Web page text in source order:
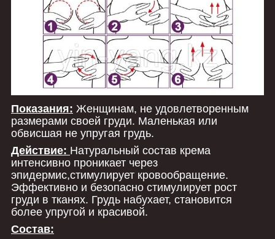
Показания: Женщинам, не удовлетворенным
размерами своей груди. Маленькая или
обвисшая не упругая грудь.
Действие: Натуральный состав крема
интенсивно проникает через
эпидермис,стимулирует кровообращение.
Эффективно и безопасно стимулирует рост
груди в тканях. Грудь набухает, становится
более упругой и красивой.
Состав: